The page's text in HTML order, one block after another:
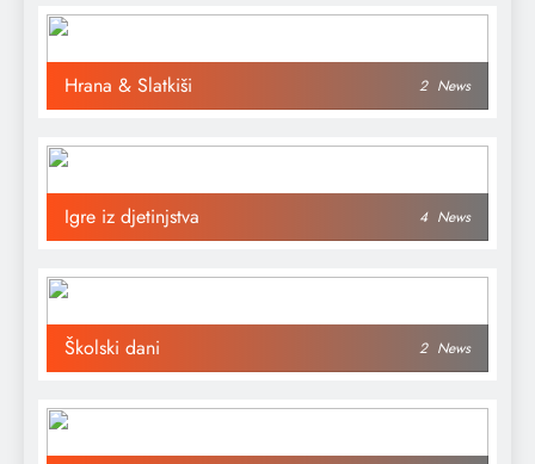
Hrana & Slatkiši 2 News
Igre iz djetinjstva 4 News
Školski dani 2 News